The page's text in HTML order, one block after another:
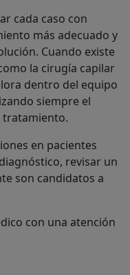
cada caso con
más adecuado y
Cuando existe
la cirugía capilar
dentro del equipo
siempre el
tratamiento.
en pacientes
revisar un
son candidatos a
con una atención